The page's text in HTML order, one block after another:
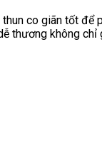
co giãn tốt để
thương không